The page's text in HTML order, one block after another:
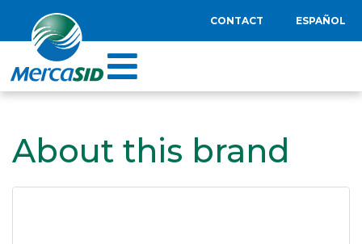
CONTACT ESPAÑOL
About this brand